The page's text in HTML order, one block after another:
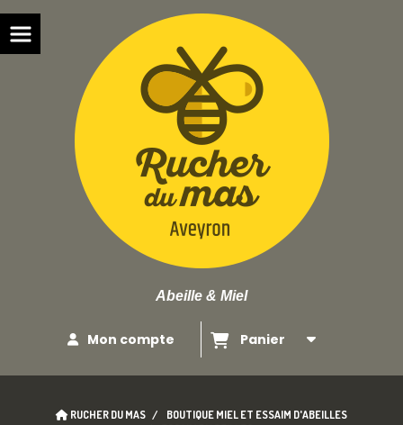
Abeille & Miel
Mon compte Panier
RUCHER DU MAS
BOUTIQUE MIEL ET ESSAIM D'ABEILLES